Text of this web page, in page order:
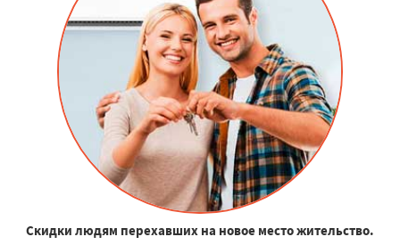
Скидки людям перехавших на новое место жительство.